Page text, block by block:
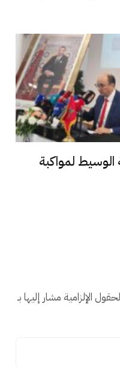
الوسيط لمواكبة
الإلزامية مشار إليها بـ